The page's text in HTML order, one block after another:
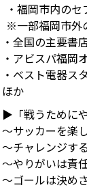
・福岡市内の
※一部福岡市外
・全国の主要書
・アビスパ福岡
・ベスト電器
ほか
▶「戦うために
～サッカーを楽
～チャレンジす
～やりがいは責
～ゴールは決め